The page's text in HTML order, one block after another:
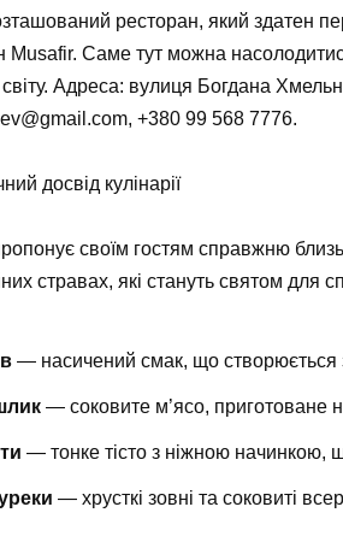
ресторан, який здатен
Musafir. Саме тут можна
світу. Адреса: вулиця Богдана
, +380 99 568 7776.
досвід кулінарії
своїм гостям справжню
стравах, які стануть святом для
— насичений смак, що створюється
— соковите м’ясо, приготоване
— тонке тісто з ніжною начинкою,
— хрусткі зовні та соковиті